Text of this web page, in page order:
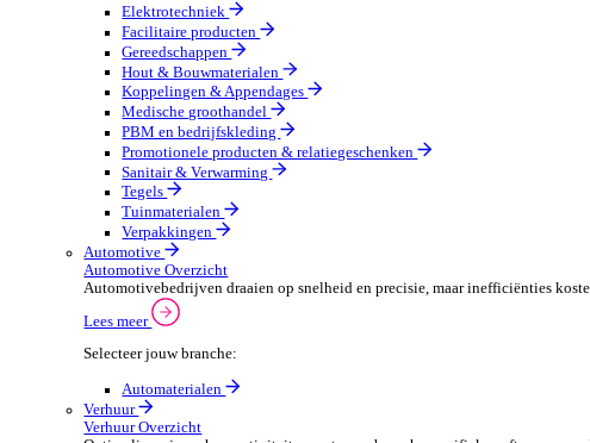
Selecteer jouw branche:
Agrarische groothandel
Badkamer & Keuken
Beveiligingsapparatuur
Bevestigingsmaterialen
Elektrotechniek
Facilitaire producten
Gereedschappen
Hout & Bouwmaterialen
Koppelingen & Appendages
Medische groothandel
PBM en bedrijfskleding
Promotionele producten & relatiegeschenken
Tegels
Tuinmaterialen